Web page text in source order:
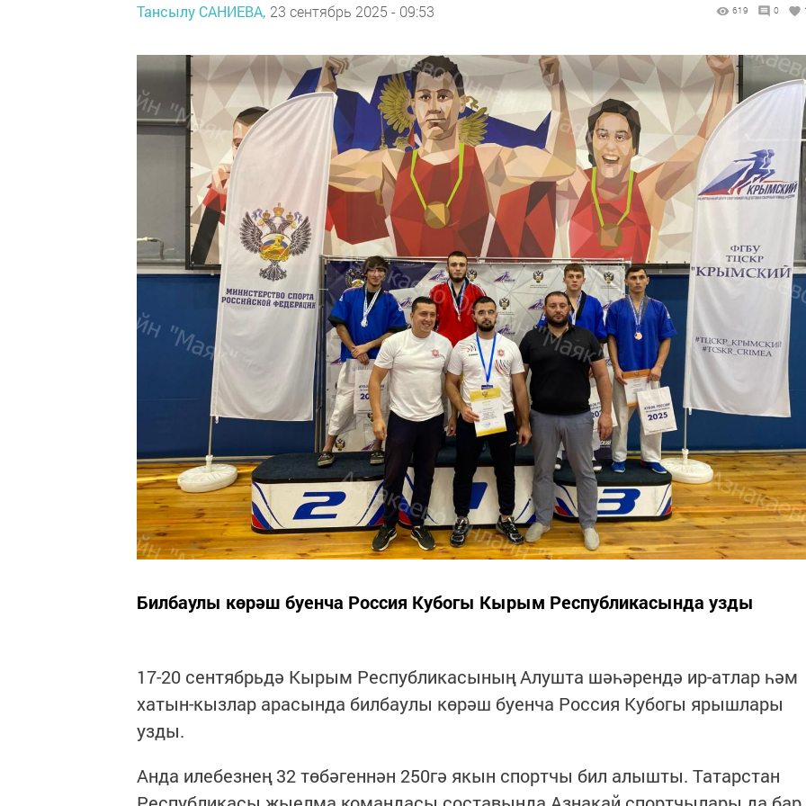
Тансылу САНИЕВА, 23 сентябрь 2025 - 09:53 619 0
Билбаулы көрәш буенча Россия Кубогы Кырым Республикасында узды
17-20 сентябрьдә Кырым Республикасының Алушта шәһәрендә ир-атлар һәм
хатын-кызлар арасында билбаулы көрәш буенча Россия Кубогы ярышлары
узды.
Анда илебезнең 32 төбәгеннән 250гә якын спортчы бил алышты. Татарстан